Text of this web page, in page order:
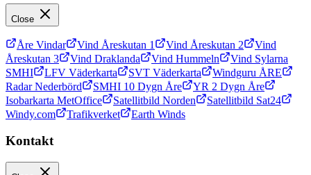
Close
Åre Vindar Vind Åreskutan 1 Vind Åreskutan 2
Vind
Åreskutan 3
Vind Draklanda Vind Hummeln
Vind Sylarna
SMHI
LFV Väderkarta SVT Väderkarta
Windguru ÅRE
Radar Nederbörd
SMHI 10 Dygn Åre
YR 2 Dygn Åre
Isobarkarta MetOffice
Satellitbild Norden
Satellitbild Sat24
Windy.com
Trafikverket Earth Winds
Kontakt